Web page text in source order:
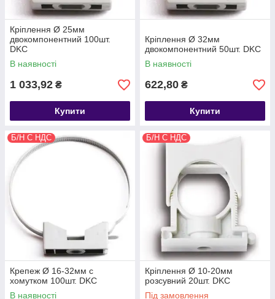
Кріплення Ø 25мм
двокомпонентний 100шт.
DKC
В наявності
1 033,92 ₴
Купити
Кріплення Ø 32мм
двокомпонентний 50шт. DKC
В наявності
622,80 ₴
Купити
Б/Н С НДС
Крепеж Ø 16-32мм с
хомутком 100шт. DKC
В наявності
Б/Н С НДС
Кріплення Ø 10-20мм
розсувний 20шт. DKC
Під замовлення